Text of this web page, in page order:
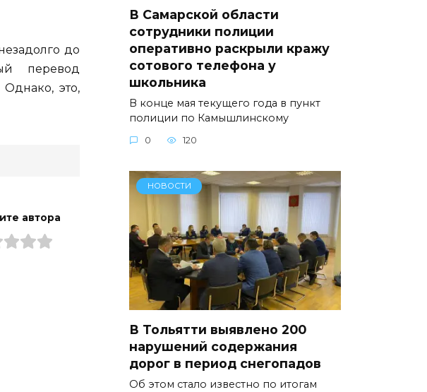
до
перевод
это,
автора
В Самарской области
сотрудники полиции
оперативно раскрыли кражу
сотового телефона у
школьника
В конце мая текущего года в пункт
полиции по Камышлинскому
0 120
НОВОСТИ
В Тольятти выявлено 200
нарушений содержания
дорог в период снегопадов
Об этом стало известно по итогам